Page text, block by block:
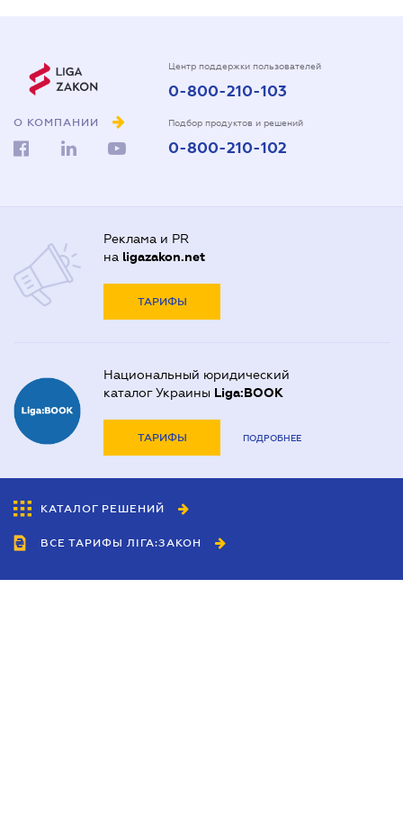
О КОМПАНИИ
Центр поддержки пользователей
0-800-210-103
Подбор продуктов и решений
0-800-210-102
Реклама и PR
на ligazakon.net
ТАРИФЫ
Национальный юридический
каталог Украины Liga:BOOK
ТАРИФЫ ПОДРОБНЕЕ
КАТАЛОГ РЕШЕНИЙ
ВСЕ ТАРИФЫ ЛІГА:ЗАКОН